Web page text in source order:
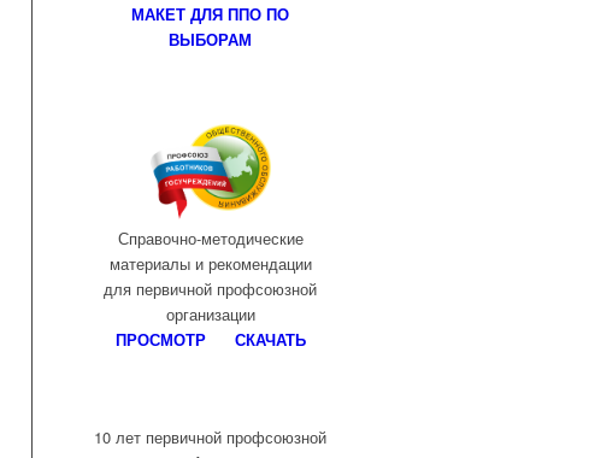
МАКЕТ ДЛЯ ППО ПО
ВЫБОРАМ
Справочно-методические
материалы и рекомендации
для первичной профсоюзной
организации
ПРОСМОТР
СКАЧАТЬ
10 лет первичной профсоюзной